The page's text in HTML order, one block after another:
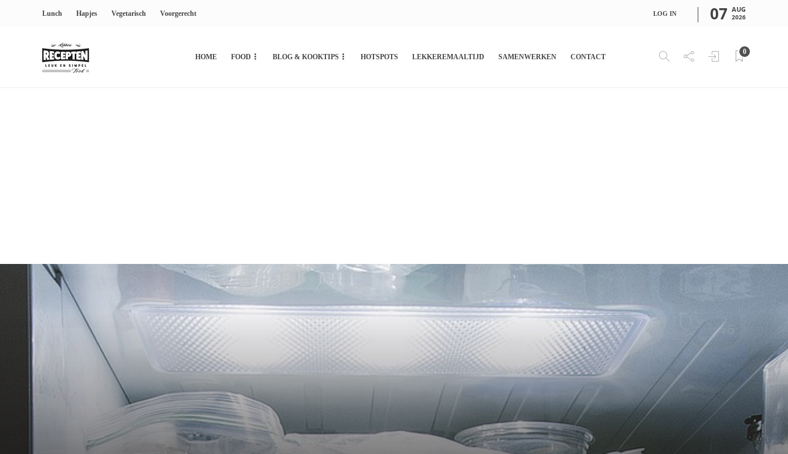
Lunch Hapjes Vegetarisch Voorgerecht LOG IN 07 AUG
2026
HOME FOOD BLOG & KOOKTIPS HOTSPOTS LEKKEREMAALTIJD SAMENWERKEN CONTACT
0